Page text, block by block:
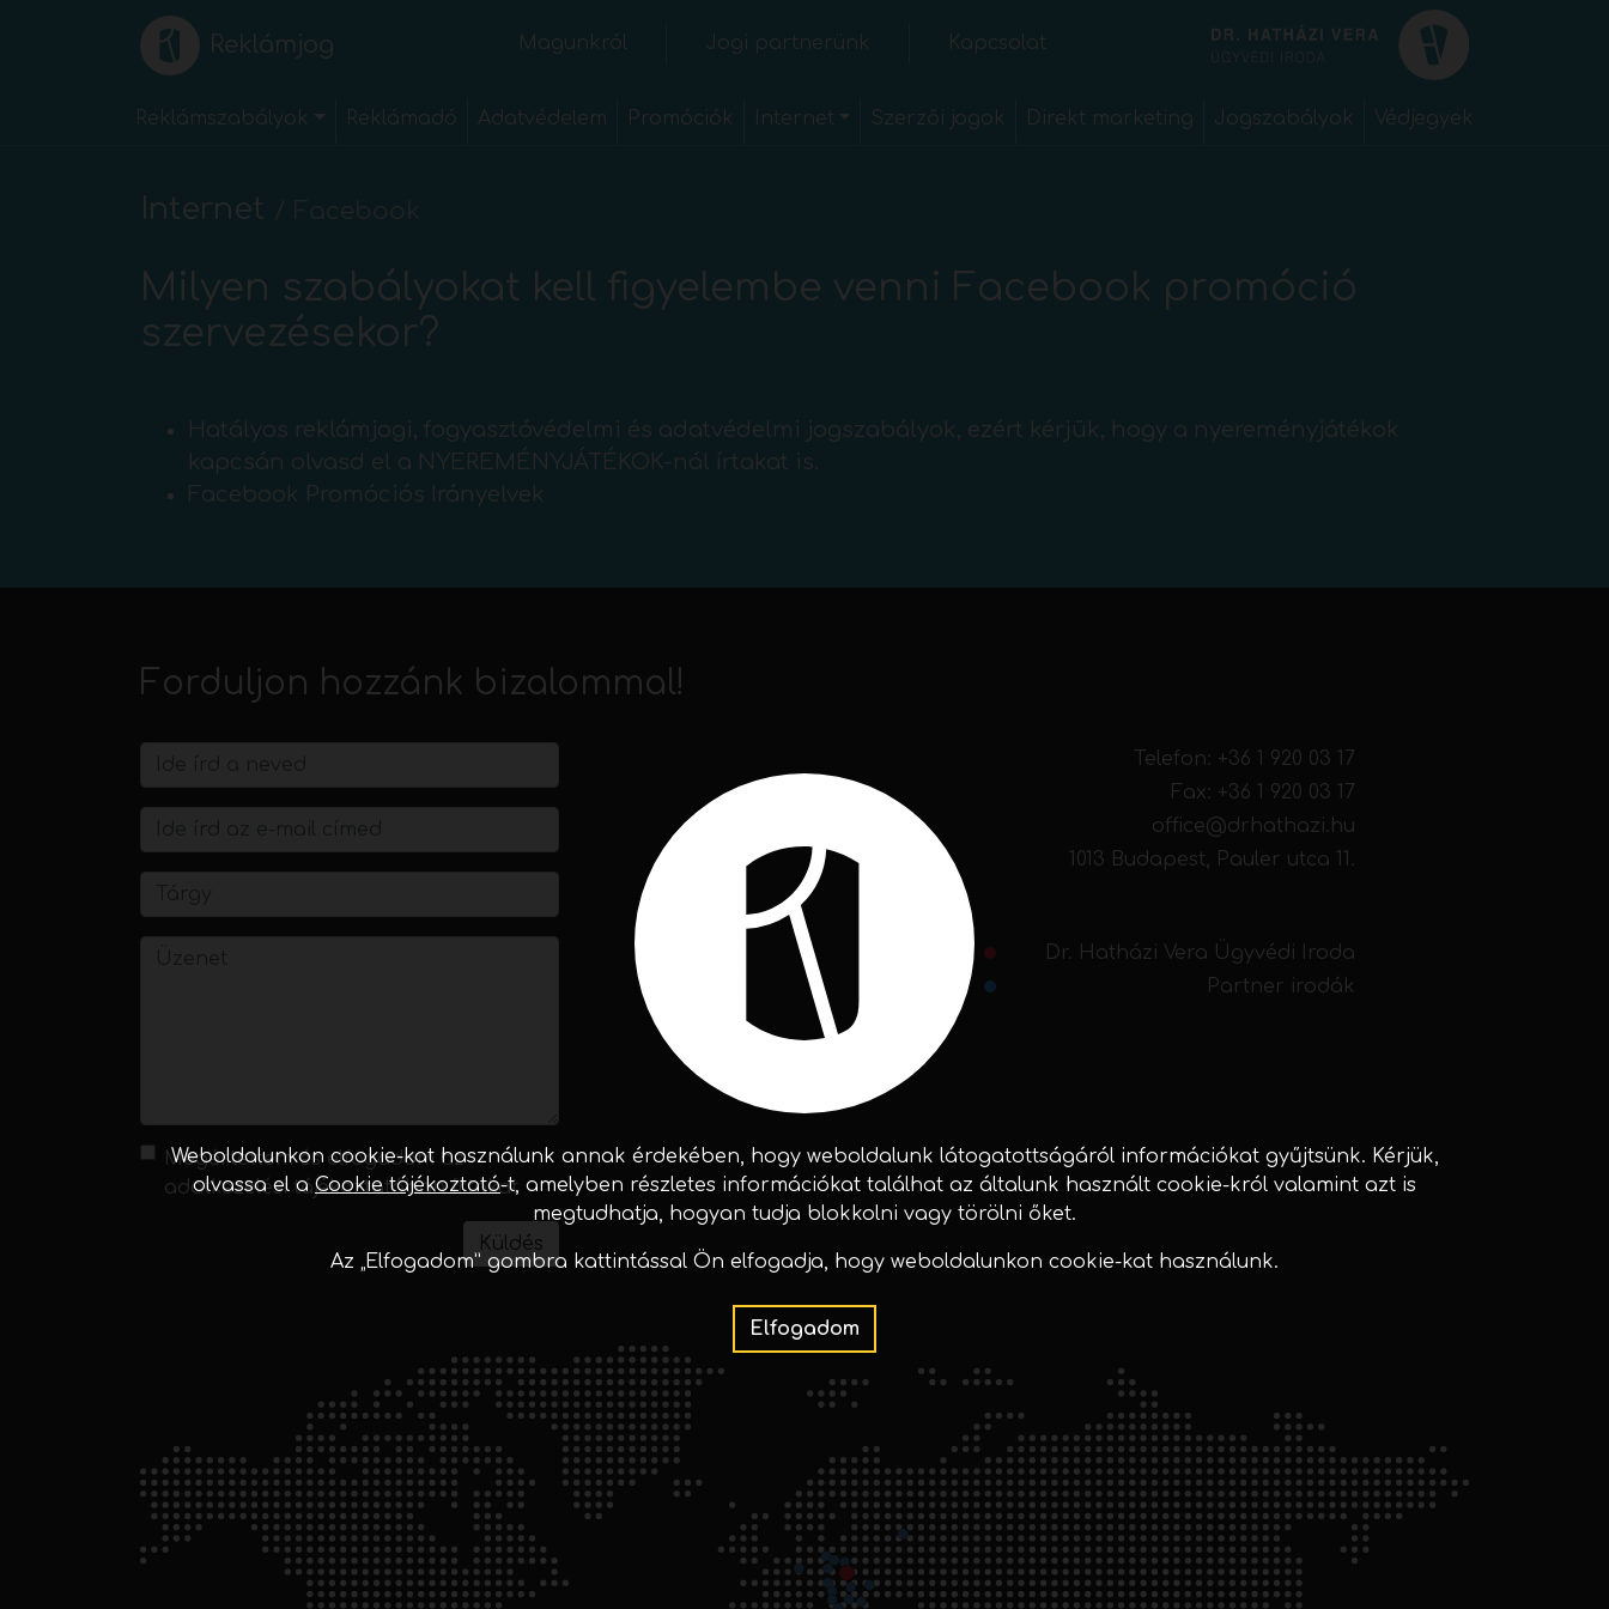
Weboldalunkon cookie-kat használunk annak érdekében, hogy weboldalunk látogatottságáról információkat gyűjtsünk. Kérjük,
olvassa el aCookie tájékoztató-t, amelyben részletes információkat találhat az általunk használt cookie-król valamint azt is
megtudhatja, hogyan tudja blokkolni vagy törölni őket.
Az „Elfogadom” gombra kattintással Ön elfogadja, hogy weboldalunkon cookie-kat használunk.
Elfogadom
Reklámjog Magunkról Jogi partnerünk Kapcsolat
Reklámszabályok Reklámadó Adatvédelem Promóciók Internet Szerzői jogok Direkt marketing Jogszabályok Védjegyek
Internet
Milyen szabályokat kell figyelembe venni Facebook promóció
szervezésekor?
Hatályos reklámjogi, fogyasztóvédelmi és adatvédelmi jogszabályok, ezért kérjük, hogy a nyereményjátékok
kapcsán olvasd el a NYEREMÉNYJÁTÉKOK-nál írtakat is.
Facebook Promóciós Irányelvek
Forduljon hozzánk bizalommal!
Megértettem és elfogadom az
adatkezelési tájékoztatóbanírtakat
Küldés
Telefon: +36 1 920 03 17
Fax: +36 1 920 03 17
office@drhathazi.hu
1013 Budapest, Pauler utca 11.
Dr. Hatházi Vera Ügyvédi Iroda
Partner irodák